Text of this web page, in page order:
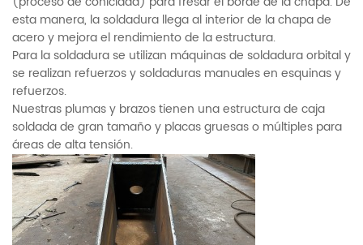
esta manera, la soldadura llega al interior de la chapa de
acero y mejora el rendimiento de la estructura.
Para la soldadura se utilizan máquinas de soldadura orbital y
se realizan refuerzos y soldaduras manuales en esquinas y
refuerzos.
Nuestras plumas y brazos tienen una estructura de caja
soldada de gran tamaño y placas gruesas o múltiples para
áreas de alta tensión.